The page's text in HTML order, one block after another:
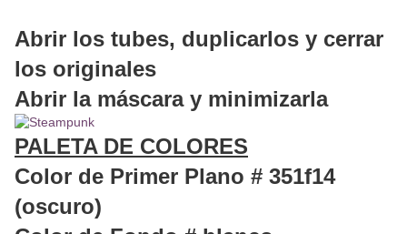
Abrir los tubes, duplicarlos y cerrar
los originales
Abrir la máscara y minimizarla
PALETA DE COLORES
Color de Primer Plano # 351f14
(oscuro)